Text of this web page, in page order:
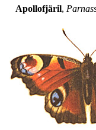
Apollofjäril,